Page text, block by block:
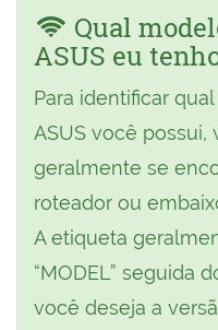
Qual
ASUS eu
Para identificar
ASUS você possui,
geralmente se
roteador ou
A etiqueta
“MODEL” seguida
você deseja a